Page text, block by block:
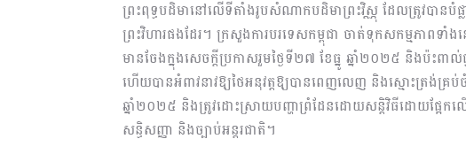
ព្រះពុទ្ធបដិមានៅលើទីតាំងរូបសំណាកបដិមាព្រះវិស្ណុ ដែលត្រូវបានបំ
ព្រះវិហារផងដែរ។ ក្រសួងការបរទេសកម្ពុជា ចាត់ទុកសកម្មភាពទាំ
មានចែងក្នុងសេចក្តីប្រកាសរួមថ្ងៃទី២៧ ខែធ្នូ ឆ្នាំ២០២៥ និងប៉ះព
ហើយបានអំពាវនាវឱ្យថៃអនុវត្តឱ្យបានពេញលេញ និងស្មោះត្រង់គ្រ
ឆ្នាំ២០២៥ និងត្រូវដោះស្រាយបញ្ហាព្រំដែនដោយសន្តិវិធីដោយផ្អែក
សន្ធិសញ្ញា និងច្បាប់អន្តរជាតិ។